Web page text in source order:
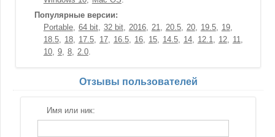
Популярные версии:
Portable
64 bit 32 bit 2016 21 20.5 20 19.5
19
18.5
18 17.5 17 16.5 16 15 14.5 14 12.1 12
11
10
9 8 2.0
Отзывы пользователей
Имя или ник: